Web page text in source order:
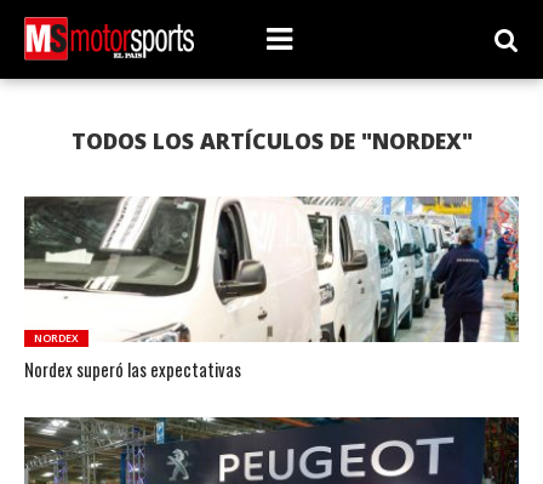
TODOS LOS ARTÍCULOS DE "NORDEX"
NORDEX
Nordex superó las expectativas